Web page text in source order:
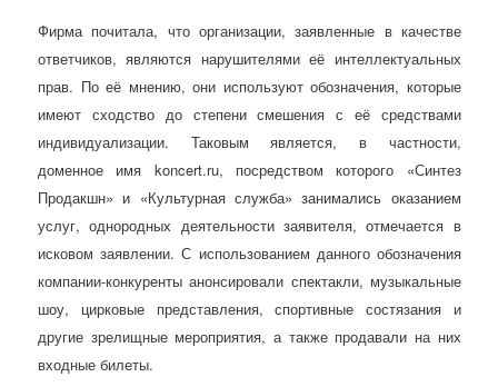
Фирма почитала, что организации, заявленные в качестве
ответчиков, являются нарушителями её интеллектуальных
прав. По её мнению, они используют обозначения, которые
имеют сходство до степени смешения с её средствами
индивидуализации. Таковым является, в частности,
доменное имя koncert.ru, посредством которого «Синтез
Продакшн» и «Культурная служба» занимались оказанием
услуг, однородных деятельности заявителя, отмечается в
исковом заявлении. С использованием данного обозначения
компании-конкуренты анонсировали спектакли, музыкальные
шоу, цирковые представления, спортивные состязания и
другие зрелищные мероприятия, а также продавали на них
входные билеты.